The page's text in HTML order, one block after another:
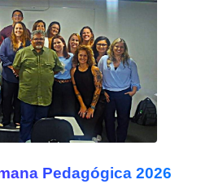
Pedagógica 2026